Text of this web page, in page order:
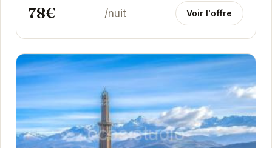
78€ /nuit Voir l'offre